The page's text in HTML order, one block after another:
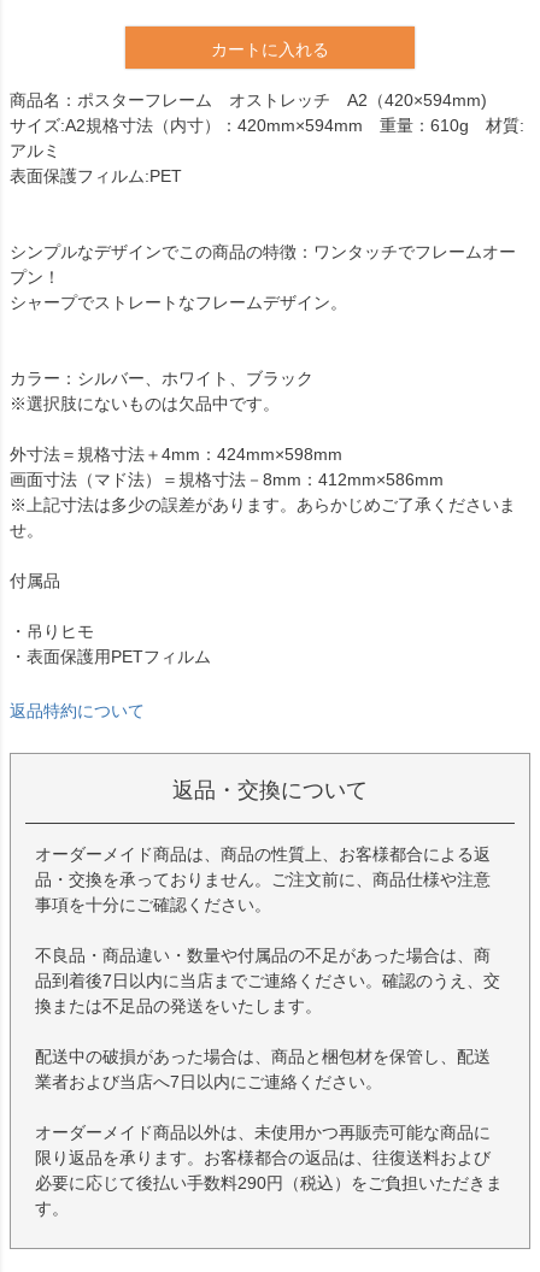
カートに入れる
商品名：ポスターフレーム オストレッチ A2（420×594mm)
サイズ:A2規格寸法（内寸）：420mm×594mm 重量：610g 材質:
アルミ
表面保護フィルム:PET
シンプルなデザインでこの商品の特徴：ワンタッチでフレームオー
プン！
シャープでストレートなフレームデザイン。
カラー：シルバー、ホワイト、ブラック
※選択肢にないものは欠品中です。
外寸法＝規格寸法＋4mm：424mm×598mm
画面寸法（マド法）＝規格寸法－8mm：412mm×586mm
※上記寸法は多少の誤差があります。あらかじめご了承くださいま
せ。
付属品
・吊りヒモ
・表面保護用PETフィルム
返品特約について
返品・交換について
オーダーメイド商品は、商品の性質上、お客様都合による返
品・交換を承っておりません。ご注文前に、商品仕様や注意
事項を十分にご確認ください。
不良品・商品違い・数量や付属品の不足があった場合は、商
品到着後7日以内に当店までご連絡ください。確認のうえ、交
換または不足品の発送をいたします。
配送中の破損があった場合は、商品と梱包材を保管し、配送
業者および当店へ7日以内にご連絡ください。
オーダーメイド商品以外は、未使用かつ再販売可能な商品に
限り返品を承ります。お客様都合の返品は、往復送料および
必要に応じて後払い手数料290円（税込）をご負担いただきま
す。